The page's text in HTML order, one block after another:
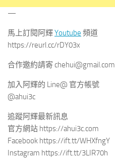
—
馬上訂閱阿輝Youtube 頻道
https://reurl.cc/rDY03x
合作邀約請寄chehui@gmail.com
加入阿輝的 Line@ 官方帳號
@ahui3c
追蹤阿輝最新訊息
官方網站 https://ahui3c.com
Facebook https://ift.tt/WHXfngY
Instagram https://ift.tt/3LIR70h